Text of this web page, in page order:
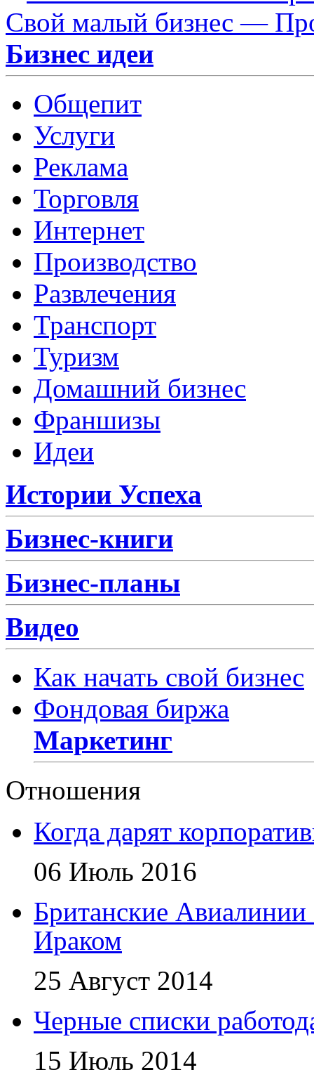
Свой малый бизнес —
Бизнес идеи
Общепит
Услуги
Реклама
Торговля
Интернет
Производство
Развлечения
Транспорт
Туризм
Домашний бизнес
Франшизы
Идеи
Истории Успеха
Бизнес-книги
Бизнес-планы
Видео
Как начать свой бизнес
Фондовая биржа
Маркетинг
Отношения
Когда дарят
06 Июль 2016
Британские Авиалинии
Ираком
25 Август 2014
Черные списки
15 Июль 2014